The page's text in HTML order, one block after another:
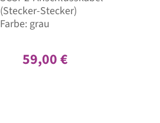
(Stecker-Stecker)
Farbe: grau
59,00 €